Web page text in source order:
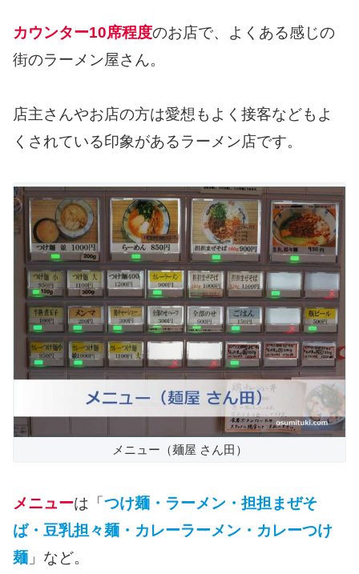
カウンター10席程度のお店で、よくある感じの
街のラーメン屋さん。
店主さんやお店の方は愛想もよく接客などもよ
くされている印象があるラーメン店です。
メニュー（麺屋 さん田）
メニューは「 つけ麺・ラーメン・担担まぜそ
ば・豆乳担々麺・カレーラーメン・カレーつけ
麺 」など。